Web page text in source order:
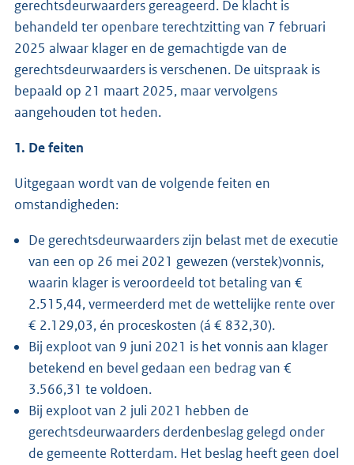
gerechtsdeurwaarders gereageerd. De klacht is
behandeld ter openbare terechtzitting van 7 februari
2025 alwaar klager en de gemachtigde van de
gerechtsdeurwaarders is verschenen. De uitspraak is
bepaald op 21 maart 2025, maar vervolgens
aangehouden tot heden.
1. De feiten
Uitgegaan wordt van de volgende feiten en
omstandigheden:
De gerechtsdeurwaarders zijn belast met de executie
van een op 26 mei 2021 gewezen (verstek)vonnis,
waarin klager is veroordeeld tot betaling van €
2.515,44, vermeerderd met de wettelijke rente over
€ 2.129,03, én proceskosten (á € 832,30).
Bij exploot van 9 juni 2021 is het vonnis aan klager
betekend en bevel gedaan een bedrag van €
3.566,31 te voldoen.
Bij exploot van 2 juli 2021 hebben de
gerechtsdeurwaarders derdenbeslag gelegd onder
de gemeente Rotterdam. Het beslag heeft geen doel